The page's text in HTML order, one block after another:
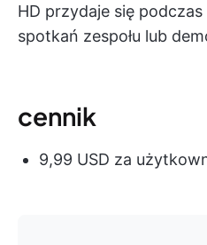
HD przydaje się
spotkań zespołu lub
cennik
9,99 USD za